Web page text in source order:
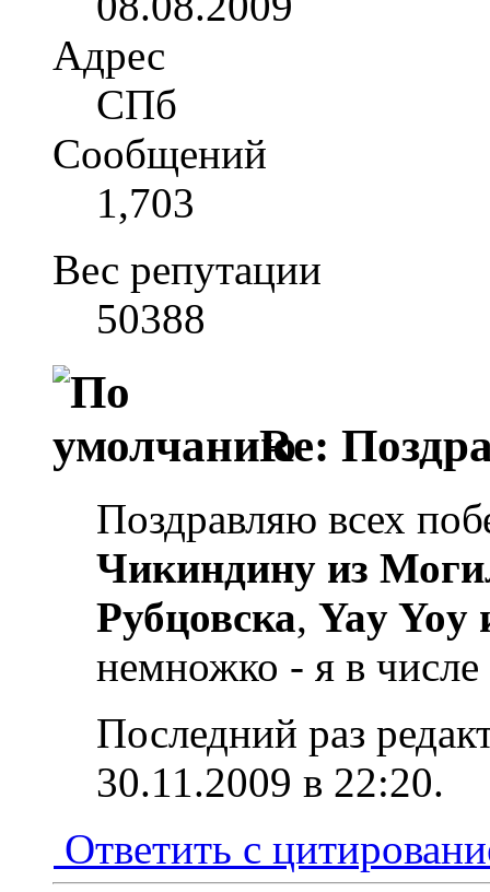
Адрес
СПб
Сообщений
1,703
Вес репутации
50388
Re:
Поздравляю всех
Чикиндину из
Рубцовска, Yay Yoy
немножко - я в
Последний раз
30.11.2009 в 22:20.
Ответить с